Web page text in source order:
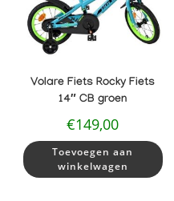
Volare Fiets Rocky Fiets
14″ CB groen
€149,00
Toevoegen aan
winkelwagen